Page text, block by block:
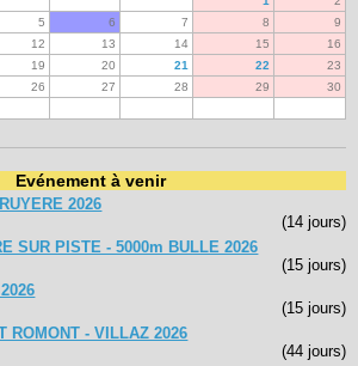
5 6 7 8
9
12 13 14 15
16
19 20 21 22
23
26 27 28 29
30
Evénement à venir
2026
(14 jours)
SUR PISTE - 5000m BULLE 2026
(15 jours)
(15 jours)
ROMONT - VILLAZ 2026
(44 jours)